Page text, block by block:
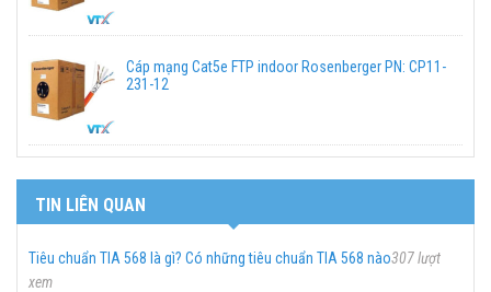
Cáp mạng Cat5e FTP indoor Rosenberger PN: CP11-
231-12
TIN LIÊN QUAN
Tiêu chuẩn TIA 568 là gì? Có những tiêu chuẩn TIA 568 nào307 lượt
xem